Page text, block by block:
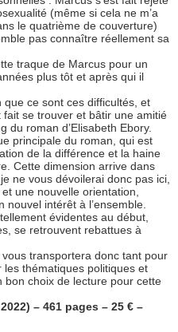
(même si cela ne m’a
le quatrième de couverture)
pas connaître réellement sa
traque de Marcus pour un
plus tôt et après qui il
que ce sont ces difficultés, et
se trouver et bâtir une amitié
du roman d’Elisabeth Ebory.
principale du roman, qui est
de la différence et la haine
Cette dimension arrive dans
ne vous dévoilerai donc pas ici,
une nouvelle orientation,
intérêt à l’ensemble.
évidentes au début,
se retrouvent rebattues à
vous transportera donc tant pour
thématiques politiques et
bon choix de lecture pour cette
– 461 pages – 25 € –